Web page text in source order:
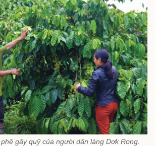
gây quỹ của người dân làng Dơk Rơng.